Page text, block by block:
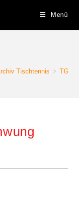
Menü
Tischtennis > TG